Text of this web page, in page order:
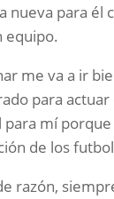
nueva para él
equipo.
me va a ir
para
para mí
de los
razón,